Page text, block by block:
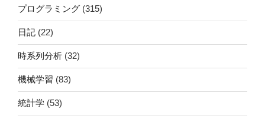
プログラミング (315)
日記 (22)
時系列分析 (32)
機械学習 (83)
統計学 (53)